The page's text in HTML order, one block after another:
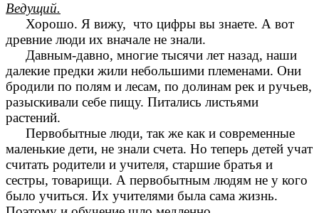
Ведущий.
Хорошо. Я вижу, что цифры вы знаете. А вот
древние люди их вначале не знали.
Давным-давно, многие тысячи лет назад, наши
далекие предки жили небольшими племенами. Они
бродили по полям и лесам, по долинам рек и ручьев,
разыскивали себе пищу. Питались листьями
растений.
Первобытные люди, так же как и современные
маленькие дети, не знали счета. Но теперь детей учат
считать родители и учителя, старшие братья и
сестры, товарищи. А первобытным людям не у кого
было учиться. Их учителями была сама жизнь.